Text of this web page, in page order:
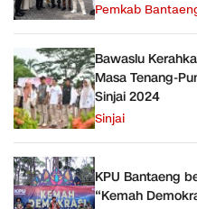
Pemkab
Bawaslu
Masa Tenang-
Sinjai 2024
Sinjai
KPU Bantaeng
“Kemah